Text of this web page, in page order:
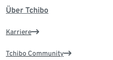
Über Tchibo
Karriere
Tchibo Community